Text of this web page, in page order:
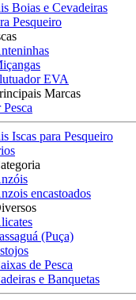
Boias e Cevadeiras
Pesqueiro
EVA
Marcas
Pesca
Iscas para Pesqueiro
encastoados
(Puça)
de Pesca
e Banquetas